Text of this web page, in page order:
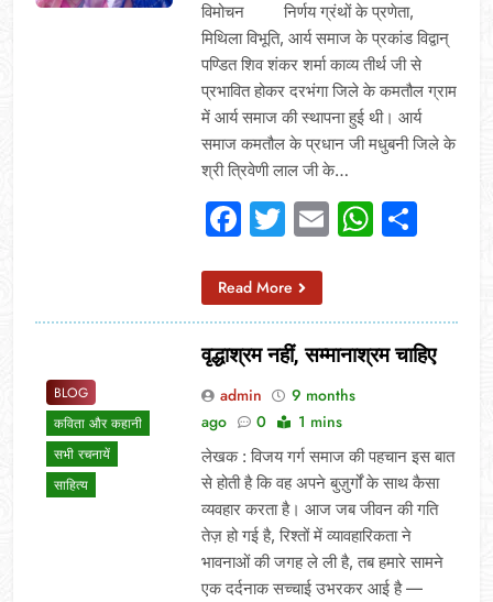
विमोचन निर्णय ग्रंथों के प्रणेता,
मिथिला विभूति, आर्य समाज के प्रकांड विद्वान्
पण्डित शिव शंकर शर्मा काव्य तीर्थ जी से
प्रभावित होकर दरभंगा जिले के कमतौल ग्राम
में आर्य समाज की स्थापना हुई थी। आर्य
समाज कमतौल के प्रधान जी मधुबनी जिले के
श्री त्रिवेणी लाल जी के…
Facebook
Twitter
Email
Read More
BLOG
कविता और कहानी
सभी रचनायें
साहित्य
वृद्धाश्रम नहीं, सम्मानाश्रम चाहिए
admin
9 months
ago
0 1 mins
लेखक : विजय गर्ग समाज की पहचान इस बात
से होती है कि वह अपने बुज़ुर्गों के साथ कैसा
व्यवहार करता है। आज जब जीवन की गति
तेज़ हो गई है, रिश्तों में व्यावहारिकता ने
भावनाओं की जगह ले ली है, तब हमारे सामने
एक दर्दनाक सच्चाई उभरकर आई है —